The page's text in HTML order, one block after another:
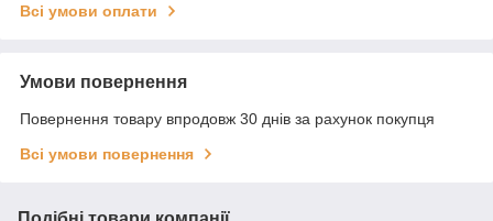
Всі умови оплати
Умови повернення
Повернення товару впродовж 30 днів за рахунок покупця
Всі умови повернення